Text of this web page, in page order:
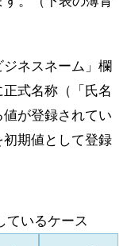
ネスネーム」欄
式名称（「氏名
が登録されてい
期値として登録
ているケース